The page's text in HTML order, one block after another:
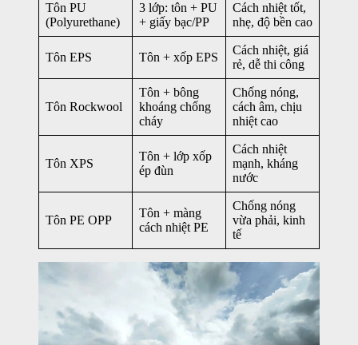
Tôn PU
(Polyurethane)
3 lớp: tôn + PU
+ giấy bạc/PP
Cách nhiệt tốt,
nhẹ, độ bền cao
Tôn EPS Tôn + xốp EPS
Cách nhiệt, giá
rẻ, dễ thi công
Tôn Rockwool
Tôn + bông
khoáng chống
cháy
Chống nóng,
cách âm, chịu
nhiệt cao
Tôn XPS
Tôn + lớp xốp
ép đùn
Cách nhiệt
mạnh, kháng
nước
Tôn PE OPP
Tôn + màng
cách nhiệt PE
Chống nóng
vừa phải, kinh
tế